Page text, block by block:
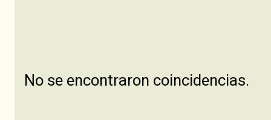
No se encontraron coincidencias.